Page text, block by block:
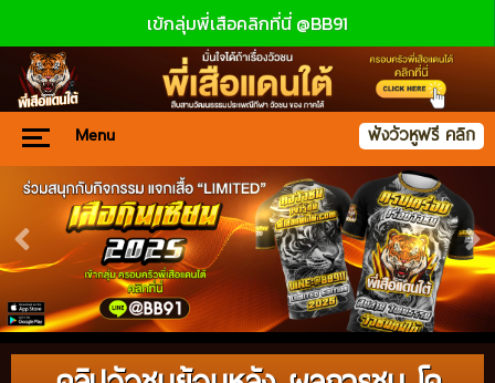
เข้กลุ่มพี่เสือคลิกที่นี่ @BB91
Menu ฟังวัวหูฟรี คลิก